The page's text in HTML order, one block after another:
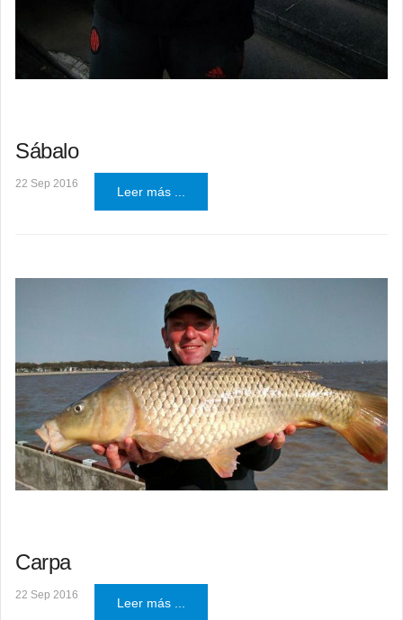
Sábalo
22 Sep 2016
Leer más ...
Carpa
22 Sep 2016
Leer más ...